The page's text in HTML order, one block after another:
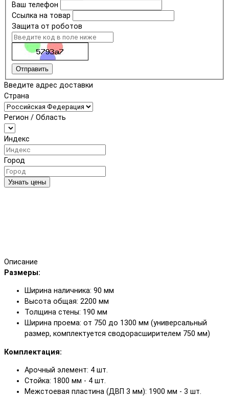
Ваш телефон
Ссылка на товар
Защита от роботов
Отправить
Введите адрес доставки
Страна
Регион / Область
Индекс
Город
Узнать цены
Описание
Размеры:
Ширина наличника: 90 мм
Высота общая: 2200 мм
Толщина стены: 190 мм
Ширина проема: от 750 до 1300 мм (универсальный
размер, комплектуется сводорасширителем 750 мм)
Комплектация:
Арочный элемент: 4 шт.
Стойка: 1800 мм - 4 шт.
Межстоевая пластина (ДВП 3 мм): 1900 мм - 3 шт.